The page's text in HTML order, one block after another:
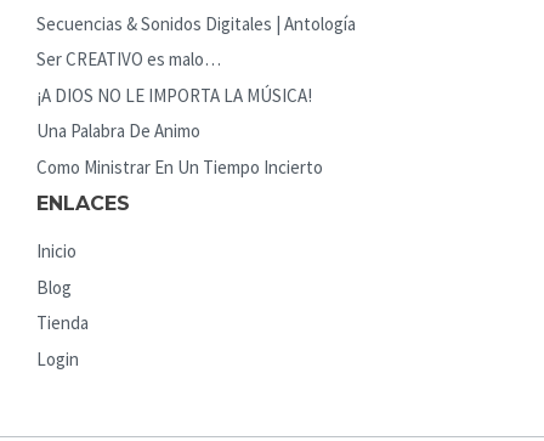
Secuencias & Sonidos Digitales | Antología
Ser CREATIVO es malo…
¡A DIOS NO LE IMPORTA LA MÚSICA!
Una Palabra De Animo
Como Ministrar En Un Tiempo Incierto
ENLACES
Inicio
Blog
Tienda
Login